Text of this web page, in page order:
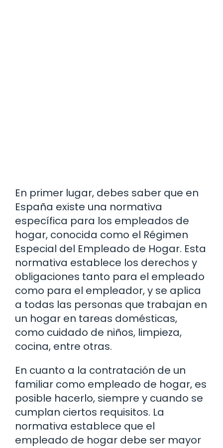
En primer lugar, debes saber que en
España existe una normativa
específica para los empleados de
hogar, conocida como el Régimen
Especial del Empleado de Hogar. Esta
normativa establece los derechos y
obligaciones tanto para el empleado
como para el empleador, y se aplica
a todas las personas que trabajan en
un hogar en tareas domésticas,
como cuidado de niños, limpieza,
cocina, entre otras.
En cuanto a la contratación de un
familiar como empleado de hogar, es
posible hacerlo, siempre y cuando se
cumplan ciertos requisitos. La
normativa establece que el
empleado de hogar debe ser mayor